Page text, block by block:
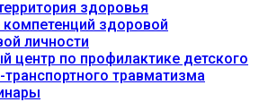
здоровья
компетенций здоровой
личности
центр по профилактике детского
травматизма